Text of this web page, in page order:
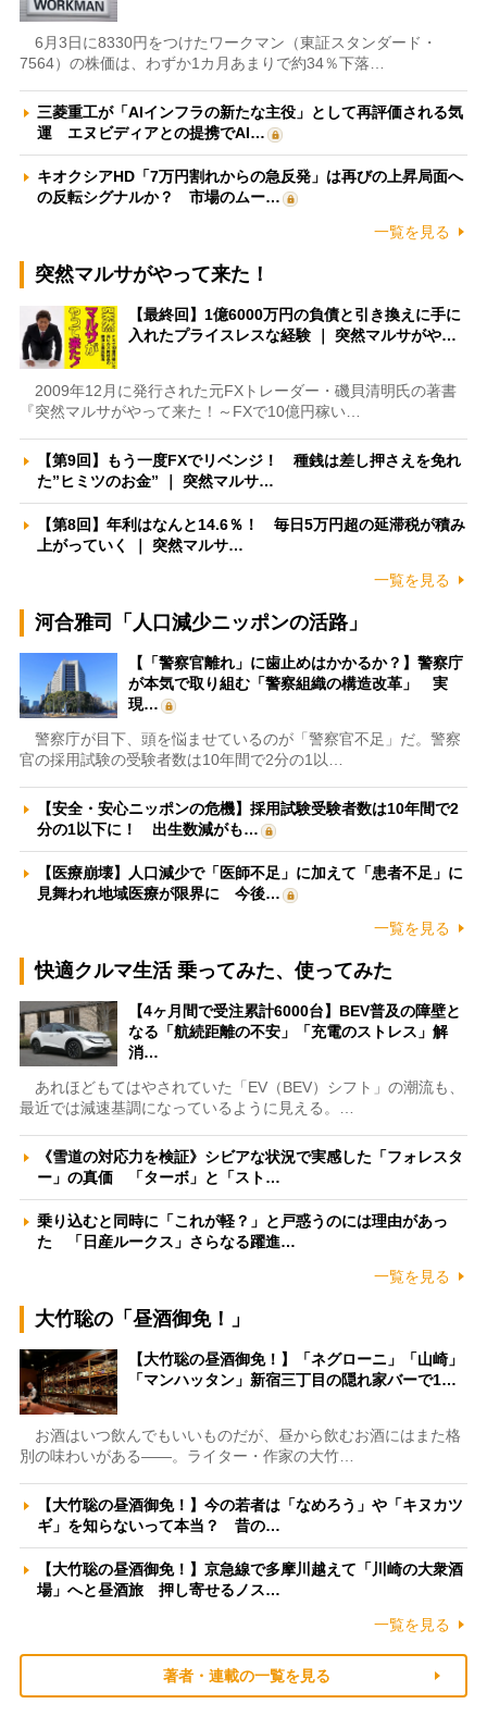
6月3日に8330円をつけたワークマン（東証スタンダード・
7564）の株価は、わずか1カ月あまりで約34％下落…
三菱重工が「AIインフラの新たな主役」として再評価される気
運 エヌビディアとの提携でAI…
キオクシアHD「7万円割れからの急反発」は再びの上昇局面へ
の反転シグナルか？ 市場のムー…
一覧を見る
突然マルサがやって来た！
【最終回】1億6000万円の負債と引き換えに手に
入れたプライスレスな経験 ｜ 突然マルサがや…
2009年12月に発行された元FXトレーダー・磯貝清明氏の著書
『突然マルサがやって来た！～FXで10億円稼い…
【第9回】もう一度FXでリベンジ！ 種銭は差し押さえを免れ
た”ヒミツのお金” ｜ 突然マルサ…
【第8回】年利はなんと14.6％！ 毎日5万円超の延滞税が積み
上がっていく ｜ 突然マルサ…
一覧を見る
河合雅司「人口減少ニッポンの活路」
【「警察官離れ」に歯止めはかかるか？】警察庁
が本気で取り組む「警察組織の構造改革」 実
現…
警察庁が目下、頭を悩ませているのが「警察官不足」だ。警察
官の採用試験の受験者数は10年間で2分の1以…
【安全・安心ニッポンの危機】採用試験受験者数は10年間で2
分の1以下に！ 出生数減がも…
【医療崩壊】人口減少で「医師不足」に加えて「患者不足」に
見舞われ地域医療が限界に 今後…
一覧を見る
快適クルマ生活 乗ってみた、使ってみた
【4ヶ月間で受注累計6000台】BEV普及の障壁と
なる「航続距離の不安」「充電のストレス」解
消…
あれほどもてはやされていた「EV（BEV）シフト」の潮流も、
最近では減速基調になっているように見える。…
《雪道の対応力を検証》シビアな状況で実感した「フォレスタ
ー」の真価 「ターボ」と「スト…
乗り込むと同時に「これが軽？」と戸惑うのには理由があっ
た 「日産ルークス」さらなる躍進…
一覧を見る
大竹聡の「昼酒御免！」
【大竹聡の昼酒御免！】「ネグローニ」「山崎」
「マンハッタン」新宿三丁目の隠れ家バーで1…
お酒はいつ飲んでもいいものだが、昼から飲むお酒にはまた格
別の味わいがある――。ライター・作家の大竹…
【大竹聡の昼酒御免！】今の若者は「なめろう」や「キヌカツ
ギ」を知らないって本当？ 昔の…
【大竹聡の昼酒御免！】京急線で多摩川越えて「川崎の大衆酒
場」へと昼酒旅 押し寄せるノス…
一覧を見る
著者・連載の一覧を見る